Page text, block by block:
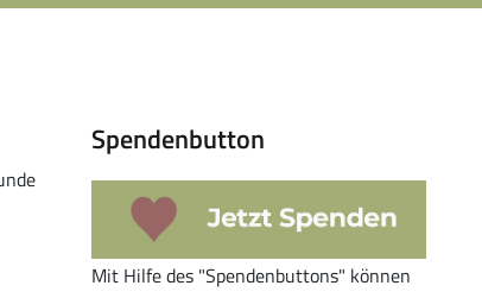
Spendenbutton
Mit Hilfe des "Spendenbuttons" können